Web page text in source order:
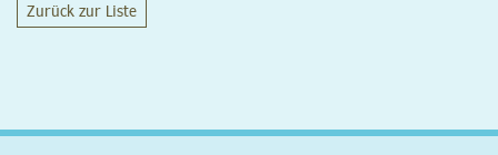
Zurück zur Liste